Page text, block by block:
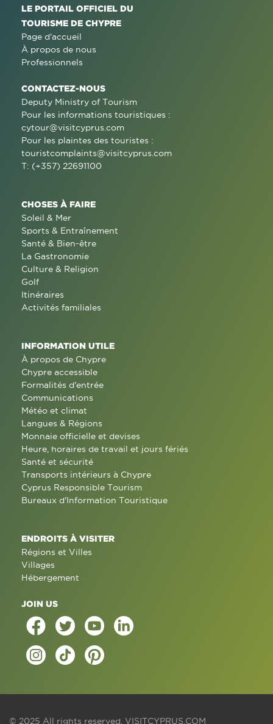
LE PORTAIL OFFICIEL DU
TOURISME DE CHYPRE
Page d'accueil
À propos de nous
Professionnels
CONTACTEZ-NOUS
Deputy Ministry of Tourism
Pour les informations touristiques :
cytour@visitcyprus.com
Pour les plaintes des touristes :
touristcomplaints@visitcyprus.com
T: (+357) 22691100
CHOSES À FAIRE
Soleil & Mer
Sports & Entraînement
Santé & Bien-être
La Gastronomie
Culture & Religion
Golf
Itinéraires
Activités familiales
INFORMATION UTILE
À propos de Chypre
Chypre accessible
Formalités d'entrée
Communications
Météo et climat
Langues & Régions
Monnaie officielle et devises
Heure, horaires de travail et jours fériés
Santé et sécurité
Transports intérieurs à Chypre
Cyprus Responsible Tourism
Bureaux d'Information Touristique
ENDROITS À VISITER
Régions et Villes
Villages
Hébergement
JOIN US
© 2025 All rights reserved. VISITCYPRUS.COM